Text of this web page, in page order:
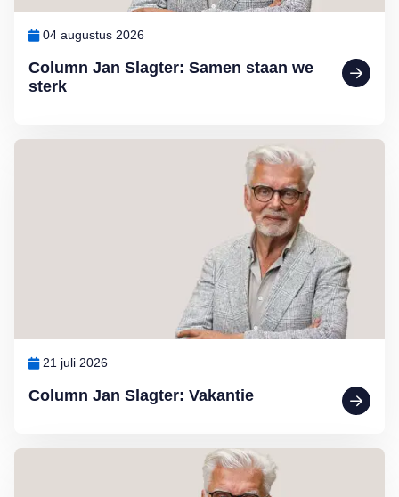
Column Jan Slagter: Samen staan we
sterk
04 augustus 2026
Column Jan Slagter: Vakantie
21 juli 2026
Lees meer over Column Jan Slagter: Vakantie
Lees meer over Column Jan Slagter: Marjan Berk